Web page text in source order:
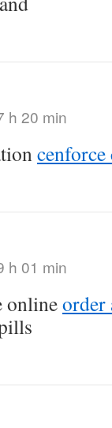
h 20 min
cenforce
h 01 min
onlineorder